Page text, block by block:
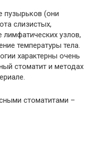
пузырьков (они
слизистых,
лимфатических узлов,
температуры тела.
характерны очень
стоматит и методах
стоматитами –